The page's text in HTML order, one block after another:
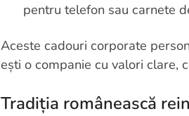
pentru telefon sau carnete
Aceste cadouri corporate
ești o companie cu valori clare,
Tradiția românească